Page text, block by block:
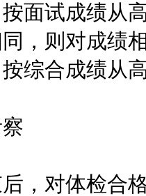
面试成绩从
，则对成绩
综合成绩从
对体检合格